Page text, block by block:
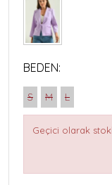
BEDEN:
S M L
Geçici olarak